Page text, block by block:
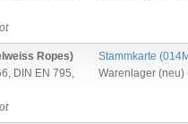
Ropes)
, DIN EN 795,
Stammkarte (
Warenlager (neu)